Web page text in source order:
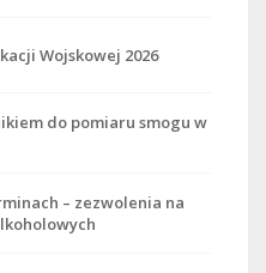
Wojskowej 2026
do pomiaru smogu w
– zezwolenia na